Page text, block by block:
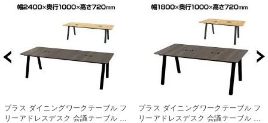
プラス ダイニングワークテーブル フ
リーアドレスデスク 会議テーブル ミ
プラス ダイニングワークテーブル フ
リーアドレスデスク 会議テーブル ミ